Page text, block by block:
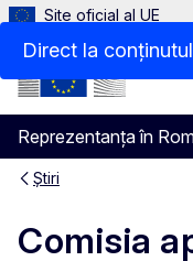
Direct la
Site oficial al UE
Reprezentanța în
Menu
Știri
Comisia